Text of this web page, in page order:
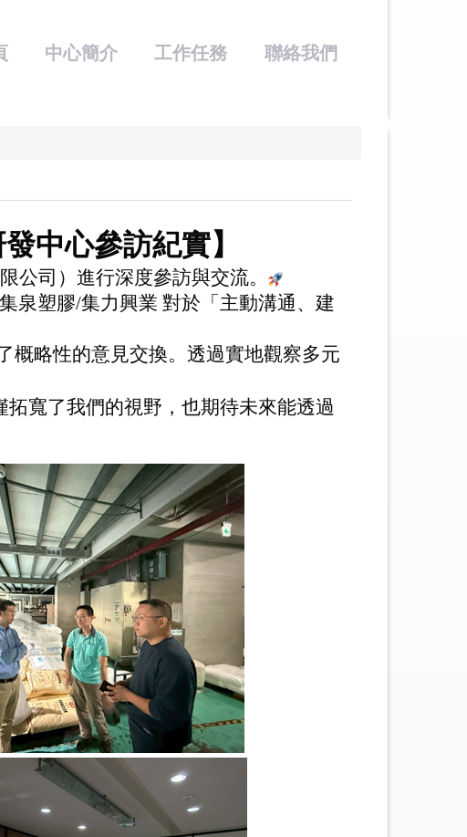
中心簡介 工作任務 聯絡我們
中心參訪紀實】
公司）進行深度參訪與交流。
集泉塑膠/集力興業 對於「主動溝通、建
概略性的意見交換。透過實地觀察多元
寬了我們的視野，也期待未來能透過